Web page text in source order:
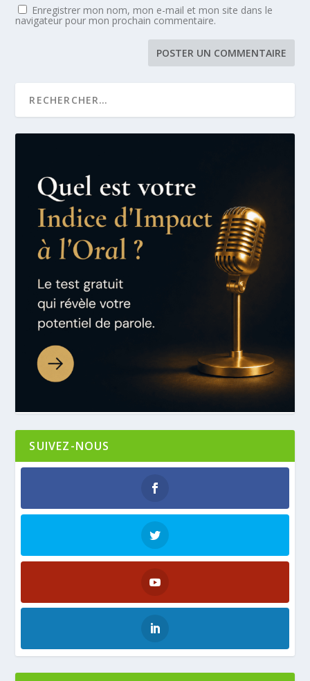
Enregistrer mon nom, mon e-mail et mon site dans le
navigateur pour mon prochain commentaire.
SUIVEZ-NOUS